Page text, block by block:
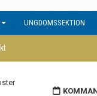
UNGDOMSSEKTION